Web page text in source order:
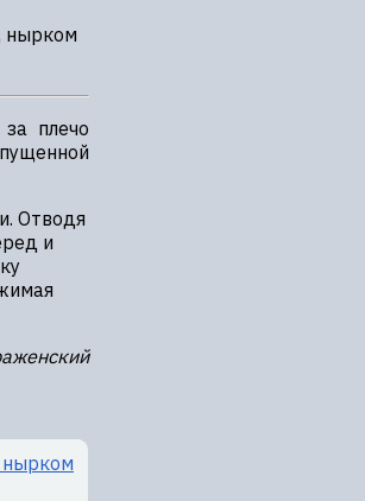
плечо
Отводя
и
нырком